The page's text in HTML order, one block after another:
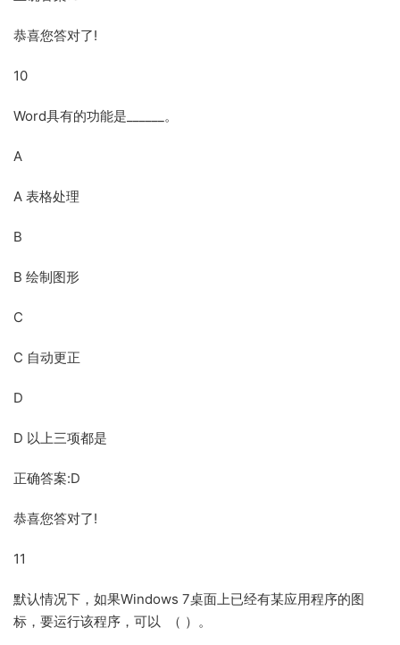
恭喜您答对了!
10
Word具有的功能是______。
A
A 表格处理
B
B 绘制图形
C
C 自动更正
D
D 以上三项都是
正确答案:D
恭喜您答对了!
11
默认情况下，如果Windows 7桌面上已经有某应用程序的图
标，要运行该程序，可以 （ ）。